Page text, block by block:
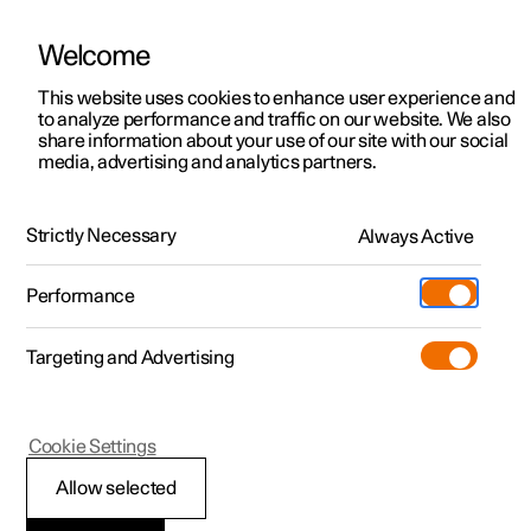
Polestar 2
Polestar 3
Polestar 4
Pre-owned
Shop
Meer
Testrit
Aanbiedingen voor
Testrit
Aanbiedingen voor
Polestar 4 coupé
Ontdek Polestar 4
Testrit
Bekijk onze stockwagens
Aanbiedingen voor
Ontdek Polestar 5
Over pre-owned
Pre-owned aanbiedingen
Aanbiedingen voor particulieren
Aanbiedingen voor
professionelen
Bekijk onze stockwagens
Configureer
Pre-owned
Testrit
Additionals
(Opent in een nieuw venster)
Experiences
Ontmoet ons
Servicepunten
Opladen
Support
HandleidingVideogalerijSoftware-updates
Wisserblad en sproeiervloeistof
Polestar 2
Sproeiervloeistof
Welcome
This website uses cookies to enhance user experience and
to analyze performance and traffic on our website. We also
share information about your use of our site with our social
media, advertising and analytics partners.
Strictly Necessary Always Active
Performance
Targeting and Advertising
Allow selected
Cookie Settings